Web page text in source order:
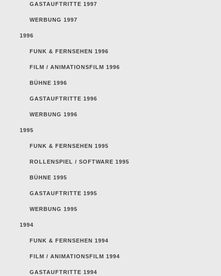
GASTAUFTRITTE 1997
WERBUNG 1997
1996
FUNK & FERNSEHEN 1996
FILM / ANIMATIONSFILM 1996
BÜHNE 1996
GASTAUFTRITTE 1996
WERBUNG 1996
1995
FUNK & FERNSEHEN 1995
ROLLENSPIEL / SOFTWARE 1995
BÜHNE 1995
GASTAUFTRITTE 1995
WERBUNG 1995
1994
FUNK & FERNSEHEN 1994
FILM / ANIMATIONSFILM 1994
GASTAUFTRITTE 1994